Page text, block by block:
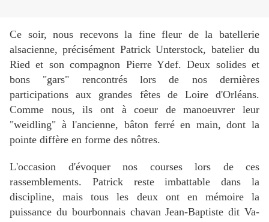
Ce soir, nous recevons la fine fleur de la batellerie
alsacienne, précisément Patrick Unterstock, batelier du
Ried et son compagnon Pierre Ydef. Deux solides et
bons "gars" rencontrés lors de nos dernières
participations aux grandes fêtes de Loire d'Orléans.
Comme nous, ils ont à coeur de manoeuvrer leur
"weidling" à l'ancienne, bâton ferré en main, dont la
pointe diffère en forme des nôtres.
L'occasion d'évoquer nos courses lors de ces
rassemblements. Patrick reste imbattable dans la
discipline, mais tous les deux ont en mémoire la
puissance du bourbonnais chavan Jean-Baptiste dit Va-